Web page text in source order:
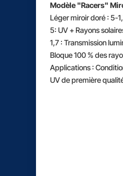
Modèle "Racers"
Léger miroir doré : 5-
5: UV + Rayons
1,7 : Transmission
Bloque 100 % des
Applications :
UV de première